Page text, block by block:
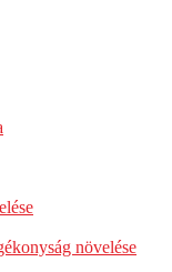
növelése